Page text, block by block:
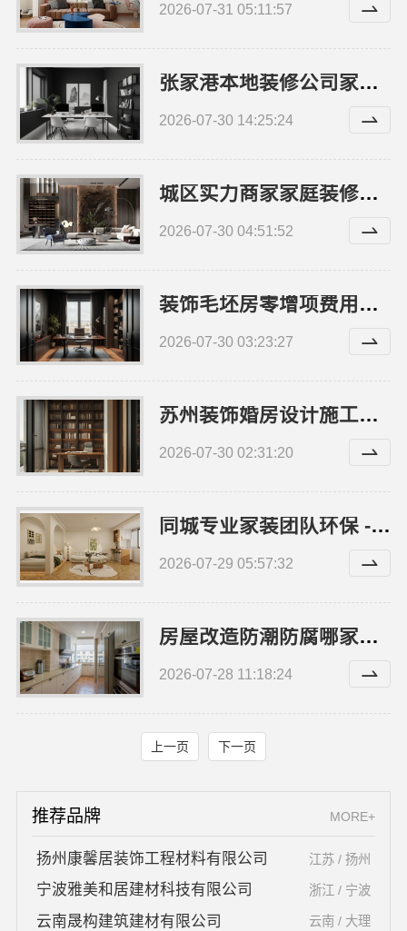
2026-07-31 05:11:57
张家港本地装修公司家装费用-苏州兔哥哥智装新材料有限公司
2026-07-30 14:25:24
城区实力商家家庭装修实景案例 - 顶派全铝高端定制
2026-07-30 04:51:52
装饰毛坯房零增项费用，苏州兔哥哥智装新材料有限公司预算无忧
2026-07-30 03:23:27
苏州装饰婚房设计施工一体化，苏州兔哥哥智装新材料有限公司定制专属幸福空间
2026-07-30 02:31:20
同城专业家装团队环保 - 嘉兴绿色之家建材科技有限公司用绿色材料守护健康
2026-07-29 05:57:32
房屋改造防潮防腐哪家实惠_顶派全铝高端定制耐用稳定
2026-07-28 11:18:24
上一页 下一页
推荐品牌 MORE+
扬州康馨居装饰工程材料有限公司 江苏 / 扬州
宁波雅美和居建材科技有限公司 浙江 / 宁波
云南晟构建筑建材有限公司 云南 / 大理